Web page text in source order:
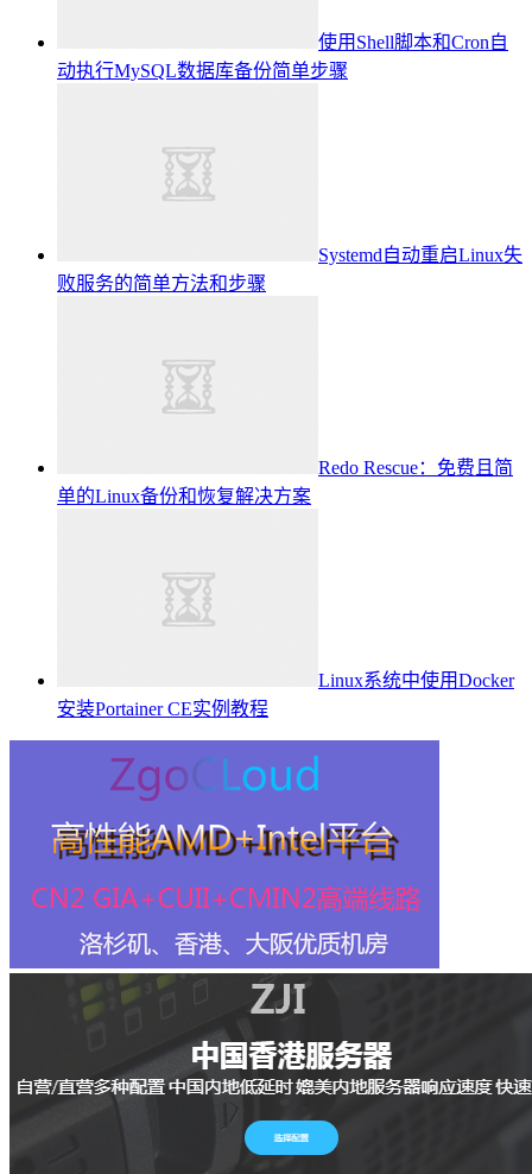
使用Shell脚本和Cron自
动执行MySQL数据库备份简单步骤
Systemd自动重启Linux失
败服务的简单方法和步骤
Redo Rescue：免费且简
单的Linux备份和恢复解决方案
Linux系统中使用Docker
安装Portainer CE实例教程